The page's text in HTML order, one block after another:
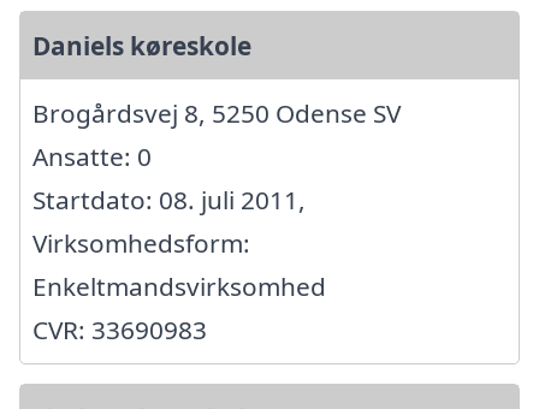
Daniels køreskole
Brogårdsvej 8, 5250 Odense SV
Ansatte: 0
Startdato: 08. juli 2011,
Virksomhedsform:
Enkeltmandsvirksomhed
CVR: 33690983